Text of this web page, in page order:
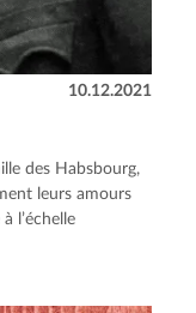
10.12.2021
des Habsbourg,
leurs amours
l’échelle